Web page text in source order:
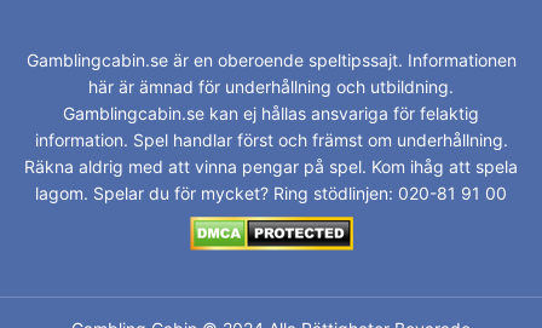
Gamblingcabin.se är en oberoende speltipssajt. Informationen
här är ämnad för underhållning och utbildning.
Gamblingcabin.se kan ej hållas ansvariga för felaktig
information. Spel handlar först och främst om underhållning.
Räkna aldrig med att vinna pengar på spel. Kom ihåg att spela
lagom. Spelar du för mycket? Ring stödlinjen: 020-81 91 00